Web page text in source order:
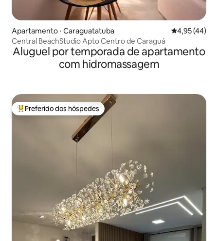
Apartamento ⋅ Caraguatatuba 4,95 de uma
4,95 (44)
Central BeachStudio Apto Centro de Caraguá
Aluguel por temporada de apartamento
com hidromassagem
Entre os melhores preferidos dos hóspedes
Preferido dos hóspedes